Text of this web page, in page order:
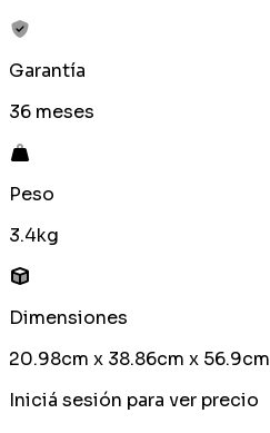
Garantía
36 meses
Peso
3.4kg
Dimensiones
20.98cm x 38.86cm x 56.9cm
Iniciá sesión para ver precio